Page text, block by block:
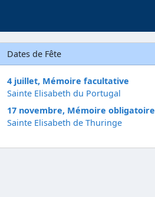
Dates de Fête
4 juillet, Mémoire facultative
Sainte Elisabeth du Portugal
17 novembre, Mémoire obligatoire
Sainte Elisabeth de Thuringe